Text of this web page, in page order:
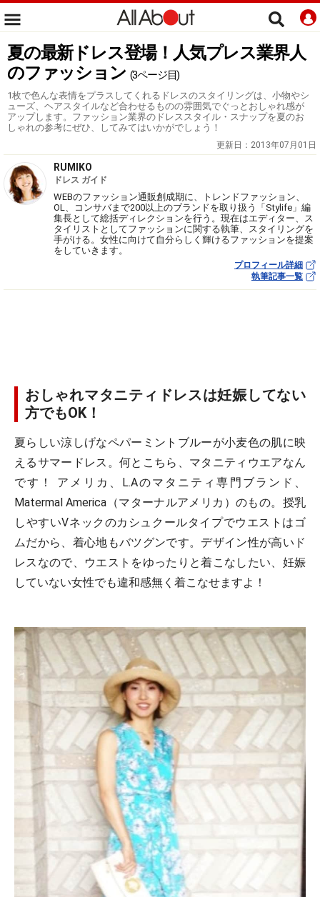
夏の最新ドレス登場！人気プレス業界人
のファッション (3ページ目)
1枚で色んな表情をプラスしてくれるドレスのスタイリングは、小物やシ
ューズ、ヘアスタイルなど合わせるものの雰囲気でぐっとおしゃれ感が
アップします。ファッション業界のドレススタイル・スナップを夏のお
しゃれの参考にぜひ、してみてはいかがでしょう！
更新日： 2013年07月01日
RUMIKO
ドレス ガイド
WEBのファッション通販創成期に、トレンドファッション、
OL、コンサバまで200以上のブランドを取り扱う「Stylife」編
集長として総括ディレクションを行う。現在はエディター、ス
タイリストとしてファッションに関する執筆、スタイリングを
手がける。女性に向けて自分らしく輝けるファッションを提案
をしていきます。
プロフィール詳細
執筆記事一覧
おしゃれマタニティドレスは妊娠してない
方でもOK！
夏らしい涼しげなペパーミントブルーが小麦色の肌に映
えるサマードレス。何とこちら、マタニティウエアなん
です！ アメリカ、L.Aのマタニティ専門ブランド、
Matermal America（マターナルアメリカ）のもの。授乳
しやすいVネックのカシュクールタイプでウエストはゴ
ムだから、着心地もバツグンです。デザイン性が高いド
レスなので、ウエストをゆったりと着こなしたい、妊娠
していない女性でも違和感無く着こなせますよ！